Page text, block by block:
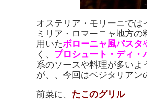
オステリア・モリーニでは
ミリア・ロマーニャ地方
用いたボローニャ風パスタ
く、 プロシュート・ディ・
系のソースや料理が多いよ
が、、今回はベジタリアン
前菜に、 たこのグリル